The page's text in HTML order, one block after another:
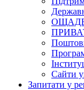
Сайти
Запитати у